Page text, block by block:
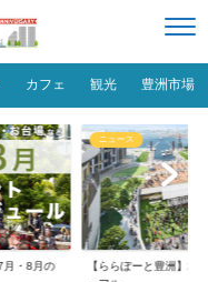
カフェ 観光 豊洲市場
月・8月の
ニュース
【ららぽーと豊洲】